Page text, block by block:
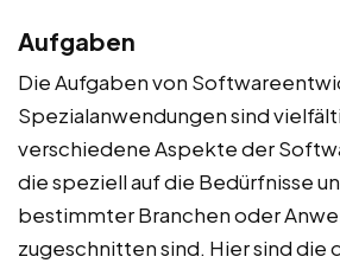
Aufgaben
Die Aufgaben von
Spezialanwendungen sind
verschiedene Aspekte der
die speziell auf die Bedürfnisse
bestimmter Branchen oder
zugeschnitten sind. Hier sind die